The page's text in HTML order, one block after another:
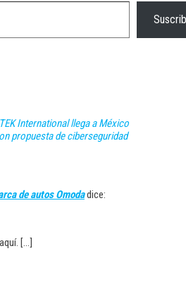
International llega a México
propuesta de ciberseguridad
de autos Omodadice:
[…]